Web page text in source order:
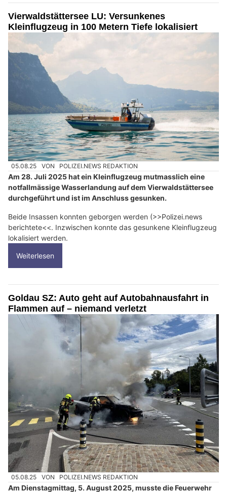
Vierwaldstättersee LU: Versunkenes
Kleinflugzeug in 100 Metern Tiefe lokalisiert
05.08.25 VON POLIZEI.NEWS REDAKTION
Am 28. Juli 2025 hat ein Kleinflugzeug mutmasslich eine
notfallmässige Wasserlandung auf dem Vierwaldstättersee
durchgeführt und ist im Anschluss gesunken.
Beide Insassen konnten geborgen werden (>>Polizei.news
berichtete<<. Inzwischen konnte das gesunkene Kleinflugzeug
lokalisiert werden.
Weiterlesen
Goldau SZ: Auto geht auf Autobahnausfahrt in
Flammen auf – niemand verletzt
05.08.25 VON POLIZEI.NEWS REDAKTION
Am Dienstagmittag, 5. August 2025, musste die Feuerwehr